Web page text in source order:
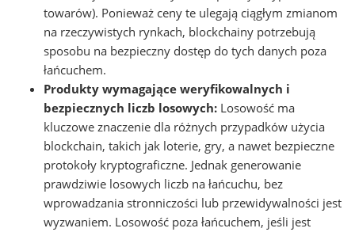
towarów). Ponieważ ceny te ulegają ciągłym zmianom
na rzeczywistych rynkach, blockchainy potrzebują
sposobu na bezpieczny dostęp do tych danych poza
łańcuchem.
Produkty wymagające weryfikowalnych i
bezpiecznych liczb losowych: Losowość ma
kluczowe znaczenie dla różnych przypadków użycia
blockchain, takich jak loterie, gry, a nawet bezpieczne
protokoły kryptograficzne. Jednak generowanie
prawdziwie losowych liczb na łańcuchu, bez
wprowadzania stronniczości lub przewidywalności jest
wyzwaniem. Losowość poza łańcuchem, jeśli jest